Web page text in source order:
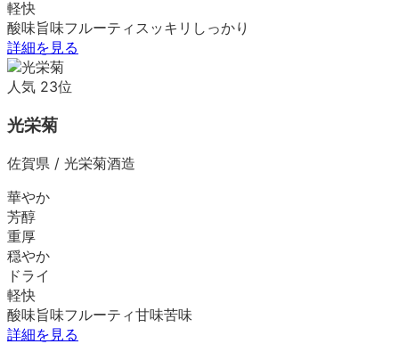
軽快
酸味旨味フルーティ スッキリ しっかり
詳細を見る
人気 23位
光栄菊
佐賀県 / 光栄菊酒造
華やか
芳醇
重厚
穏やか
ドライ
軽快
酸味旨味フルーティ甘味苦味
詳細を見る